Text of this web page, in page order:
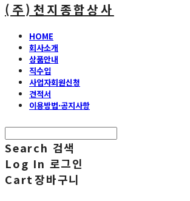
(주)천지종합상사
HOME
회사소개
상품안내
직수입
사업자회원신청
견적서
이용방법·공지사항
Search 검색
Log In 로그인
Cart장바구니